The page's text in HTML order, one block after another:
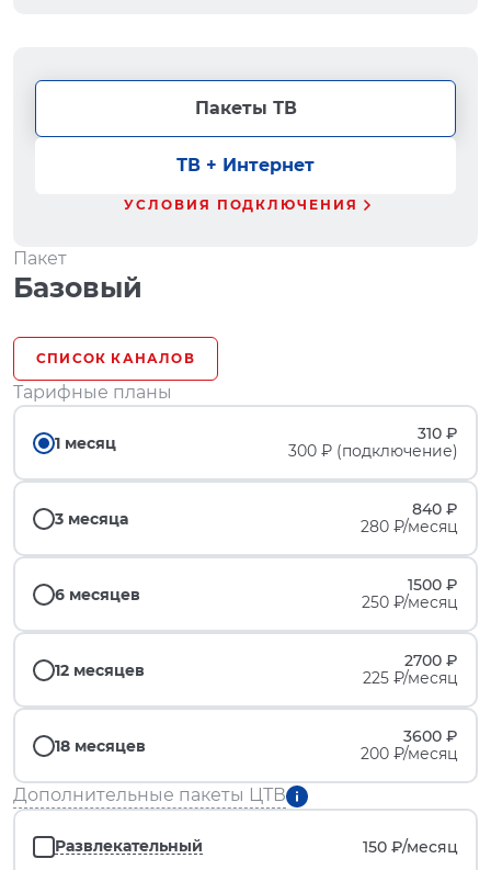
Пакеты ТВ
ТВ + Интернет
УСЛОВИЯ ПОДКЛЮЧЕНИЯ
Пакет
Базовый
СПИСОК КАНАЛОВ
Тарифные планы
1 месяц
310 ₽
300 ₽ (подключение)
3 месяца
840 ₽
280 ₽/месяц
6 месяцев
1500 ₽
250 ₽/месяц
12 месяцев
2700 ₽
225 ₽/месяц
18 месяцев
3600 ₽
200 ₽/месяц
Дополнительные пакеты ЦТВ
Развлекательный 150 ₽/месяц